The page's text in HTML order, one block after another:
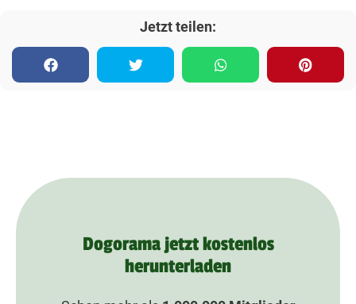
Jetzt teilen:
Dogorama jetzt kostenlos
herunterladen